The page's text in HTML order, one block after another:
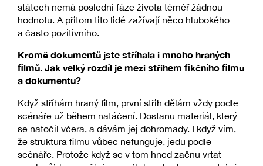
státech nemá poslední fáze života téměř žádnou
hodnotu. A přitom tito lidé zažívají něco hlubokého
a často pozitivního.
Kromě dokumentů jste stříhala i mnoho hraných
filmů. Jak velký rozdíl je mezi střihem fikčního filmu
a dokumentu?
Když stříhám hraný film, první střih dělám vždy podle
scénáře už během natáčení. Dostanu materiál, který
se natočil včera, a dávám jej dohromady. I když vím,
že struktura filmu vůbec nefunguje, jedu podle
scénáře. Protože když se v tom hned začnu vrtat